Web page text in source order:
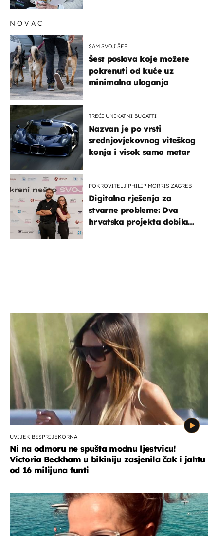
NOVAC
SAM SVOJ ŠEF
Šest poslova koje možete
pokrenuti od kuće uz
minimalna ulaganja
TREĆI UNIKATNI BUGATTI
Nazvan je po vrsti
srednjovjekovnog viteškog
konja i visok samo metar
POKROVITELJ PHILIP MORRIS ZAGREB
Digitalna rješenja za
stvarne probleme: Dva
hrvatska projekta dobila
UVIJEK BESPRIJEKORNA
Ni na odmoru ne spušta modnu ljestvicu!
Victoria Beckham u bikiniju zasjenila čak i jahtu
od 16 milijuna funti